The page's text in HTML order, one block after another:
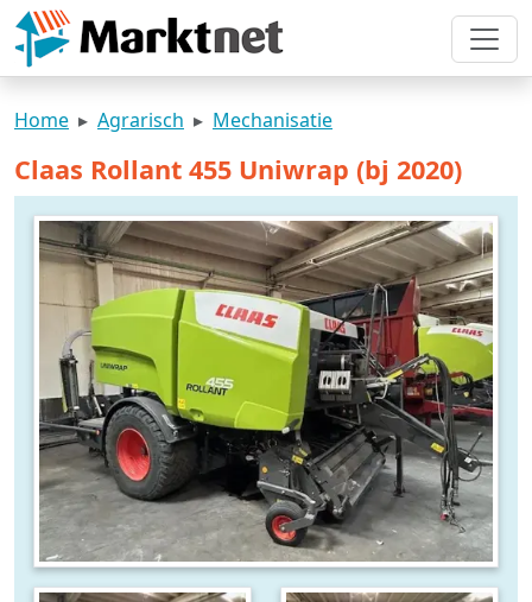
Home Agrarisch Mechanisatie
Claas Rollant 455 Uniwrap (bj 2020)